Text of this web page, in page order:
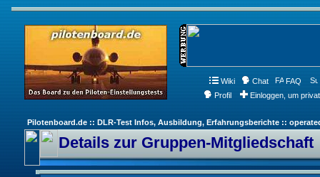
Wiki Chat FAQ
Profil
Einloggen, um
Pilotenboard.de :: DLR-Test Infos, Ausbildung, Erfahrungsberichte ::
Details zur Gruppen-Mitgliedschaft